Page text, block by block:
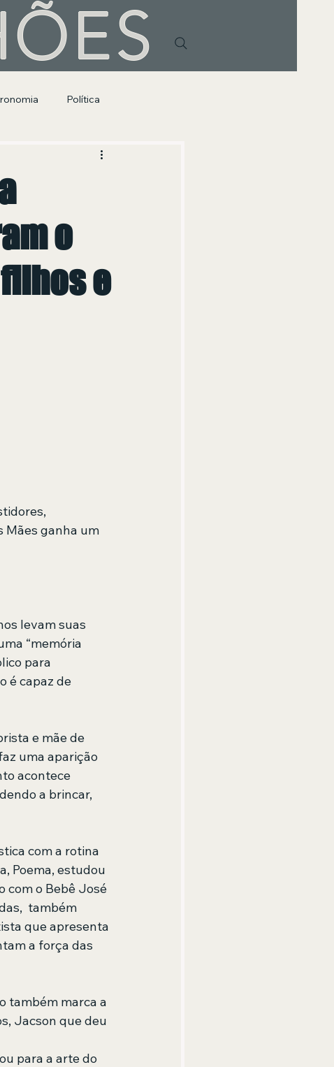
Política
o
e
Mães ganha um
levam suas
“memória
para
é capaz de
e mãe de
uma aparição
acontece
a brincar,
com a rotina
Poema, estudou
com o Bebê José
também
que apresenta
a força das
também marca a
Jacson que deu
para a arte do